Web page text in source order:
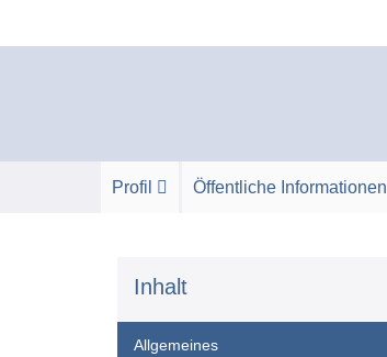
Inhalt
Profil Öffentliche Informationen
Inhalt
Allgemeines